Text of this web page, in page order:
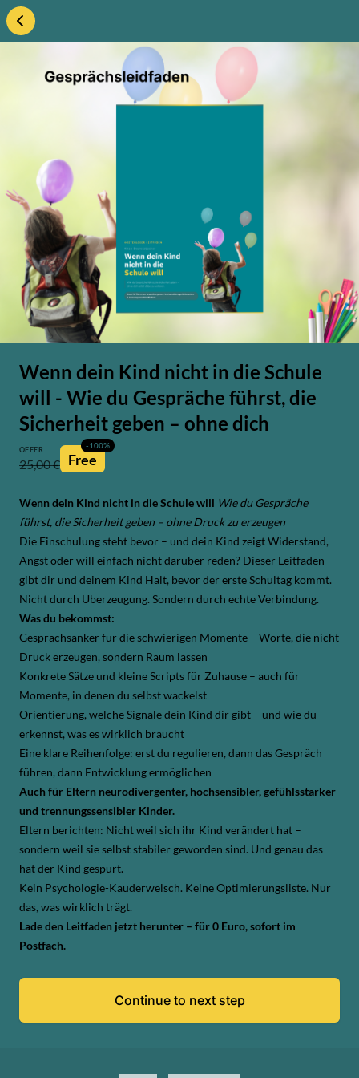
Wenn dein Kind nicht in die Schule
will - Wie du Gespräche führst, die
Sicherheit geben – ohne dich
OFFER
25,00 € Free
-100%
Wenn dein Kind nicht in die Schule will Wie du Gespräche
führst, die Sicherheit geben – ohne Druck zu erzeugen
Die Einschulung steht bevor – und dein Kind zeigt Widerstand,
Angst oder will einfach nicht darüber reden? Dieser Leitfaden
gibt dir und deinem Kind Halt, bevor der erste Schultag kommt.
Nicht durch Überzeugung. Sondern durch echte Verbindung.
Was du bekommst:
Gesprächsanker für die schwierigen Momente – Worte, die nicht
Druck erzeugen, sondern Raum lassen
Konkrete Sätze und kleine Scripts für Zuhause – auch für
Momente, in denen du selbst wackelst
Orientierung, welche Signale dein Kind dir gibt – und wie du
erkennst, was es wirklich braucht
Eine klare Reihenfolge: erst du regulieren, dann das Gespräch
führen, dann Entwicklung ermöglichen
Auch für Eltern neurodivergenter, hochsensibler, gefühlsstarker
und trennungssensibler Kinder.
Eltern berichten: Nicht weil sich ihr Kind verändert hat –
sondern weil sie selbst stabiler geworden sind. Und genau das
hat der Kind gespürt.
Kein Psychologie-Kauderwelsch. Keine Optimierungsliste. Nur
das, was wirklich trägt.
Lade den Leitfaden jetzt herunter – für 0 Euro, sofort im
Postfach.
Continue to next step